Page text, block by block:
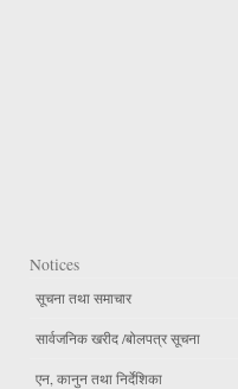
Notices
सूचना तथा समाचार
सार्वजनिक खरीद /बोलपत्र सूचना
एन, कानुन तथा निर्देशिका